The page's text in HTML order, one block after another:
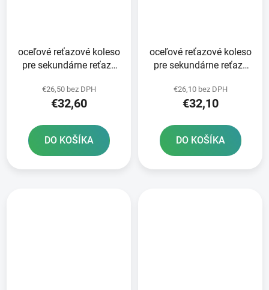
oceľové reťazové koleso
pre sekundárne reťaze
zubov
€26,50 bez DPH
€32,60
DO KOŠÍKA
oceľové reťazové koleso
pre sekundárne reťaze
€26,10 bez DPH
€32,10
DO KOŠÍKA